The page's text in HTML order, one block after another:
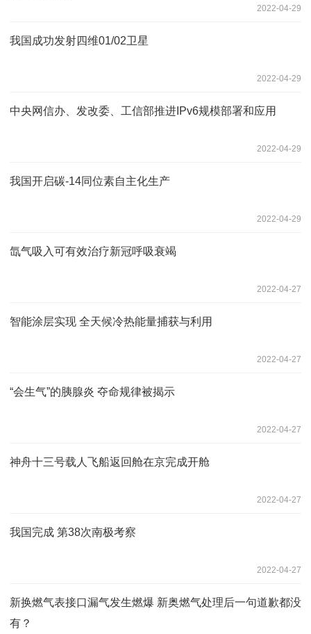
2022-04-29
我国成功发射四维01/02卫星
2022-04-29
中央网信办、发改委、工信部推进IPv6规模部署和应用
2022-04-29
我国开启碳-14同位素自主化生产
2022-04-29
氙气吸入可有效治疗新冠呼吸衰竭
2022-04-27
智能涂层实现 全天候冷热能量捕获与利用
2022-04-27
“会生气”的胰腺炎 夺命规律被揭示
2022-04-27
神舟十三号载人飞船返回舱在京完成开舱
2022-04-27
我国完成 第38次南极考察
2022-04-27
新换燃气表接口漏气发生燃爆 新奥燃气处理后一句道歉都没
有？